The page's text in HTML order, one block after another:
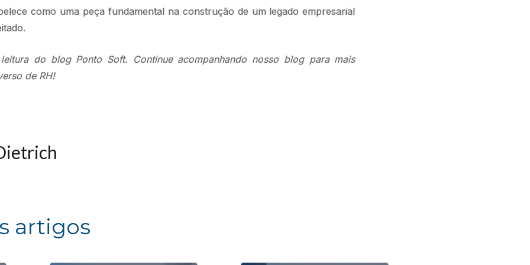
como uma peça fundamental na construção de um legado empresarial
do blog Ponto Soft. Continue acompanhando nosso blog para mais
de RH!
artigos